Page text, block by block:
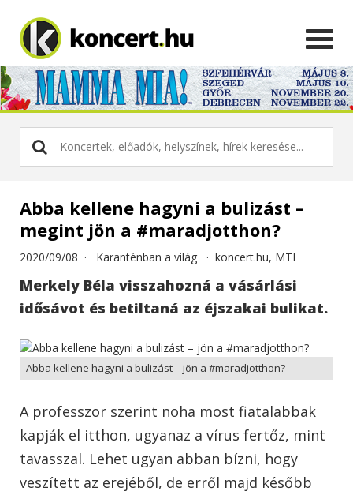
Abba kellene hagyni a bulizást –
megint jön a #maradjotthon?
2020/09/08 · Karanténban a világ · koncert.hu, MTI
Merkely Béla visszahozná a vásárlási
idősávot és betiltaná az éjszakai bulikat.
Abba kellene hagyni a bulizást – jön a #maradjotthon?
A professzor szerint noha most fiatalabbak
kapják el itthon, ugyanaz a vírus fertőz, mint
tavasszal. Lehet ugyan abban bízni, hogy
veszített az erejéből, de erről majd később